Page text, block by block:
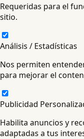
Requeridas para el
sitio.
Análisis / Estadísticas
Nos permiten
para mejorar el
Publicidad
Habilita anuncios y
adaptadas a tus